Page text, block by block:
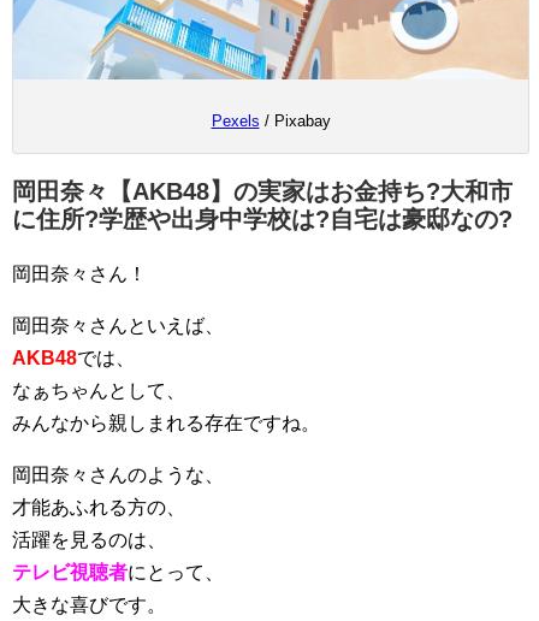
Pexels / Pixabay
岡田奈々【AKB48】の実家はお金持ち?大和市
に住所?学歴や出身中学校は?自宅は豪邸なの?
岡田奈々さん！
岡田奈々さんといえば、
AKB48では、
なぁちゃんとして、
みんなから親しまれる存在ですね。
岡田奈々さんのような、
才能あふれる方の、
活躍を見るのは、
テレビ視聴者にとって、
大きな喜びです。